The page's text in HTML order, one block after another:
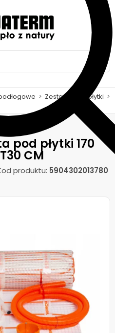
> Zestawy pod płytki >
pod płytki 170
CM
produktu: 5904302013780